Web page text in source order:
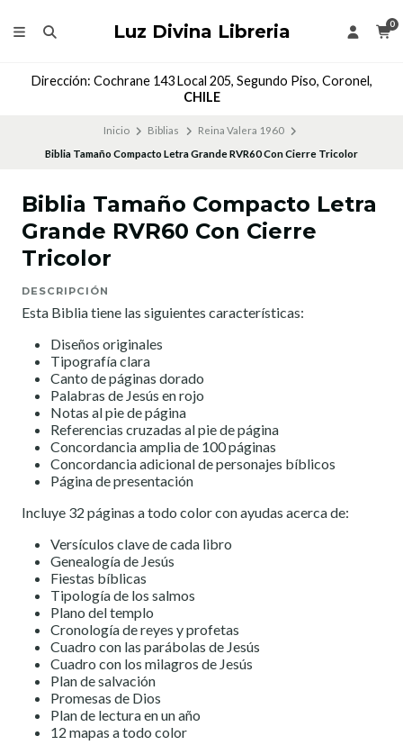
Luz Divina Libreria 0
Dirección: Cochrane 143 Local 205, Segundo Piso, Coronel,
CHILE
Inicio Biblias
Reina Valera 1960
Biblia Tamaño Compacto Letra Grande RVR60 Con Cierre Tricolor
Biblia Tamaño Compacto Letra
Grande RVR60 Con Cierre
Tricolor
DESCRIPCIÓN
Esta Biblia tiene las siguientes características:
Diseños originales
Tipografía clara
Canto de páginas dorado
Palabras de Jesús en rojo
Notas al pie de página
Referencias cruzadas al pie de página
Concordancia amplia de 100 páginas
Concordancia adicional de personajes bíblicos
Página de presentación
Incluye 32 páginas a todo color con ayudas acerca de:
Versículos clave de cada libro
Genealogía de Jesús
Fiestas bíblicas
Tipología de los salmos
Plano del templo
Cronología de reyes y profetas
Cuadro con las parábolas de Jesús
Cuadro con los milagros de Jesús
Plan de salvación
Promesas de Dios
Plan de lectura en un año
12 mapas a todo color